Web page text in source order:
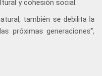
y cohesión social.
también se debilita la
próximas generaciones”,